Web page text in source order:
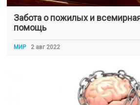
Забота о пожилых и
помощь
МИР 2 авг 2022